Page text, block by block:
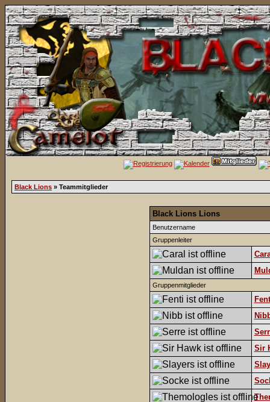
Black Lions » Teammitglieder
Black Lions Lions
Benutzername
Gruppenleiter
Gruppenmitglieder
Sir